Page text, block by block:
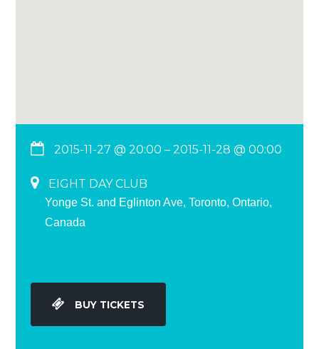
2015-11-27 @ 20:00 – 2015-11-28 @ 00:00
EIGHT DAY CLUB
Yonge St. and Eglinton Ave, Toronto, Ontario,
Canada
BUY TICKETS